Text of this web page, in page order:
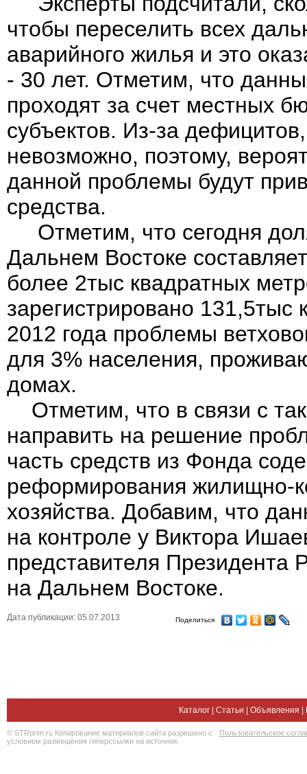
чтобы переселить всех
аварийного жилья и это
- 30 лет. Отметим, что
проходят за счет местных
субъектов. Из-за
невозможно, поэтому,
данной проблемы будут
средства.
Отметим, что сегодня
Дальнем Востоке
более 2тыс квадратных
зарегистрировано
2012 года проблемы
для 3% населения,
домах.
Отметим, что в связи с
направить на решение
часть средств из Фонда
реформирования жилищно-
хозяйства. Добавим, что
на контроле у Виктора
представителя Президента
на Дальнем Востоке.
Дата публикации: 05.07.2013 Поделиться
Каталог Статьи Объявления
© STRprim.ru Копирование материалов сайта разрешено с
условием размещения гиперссылки на источник.
Пользовательское